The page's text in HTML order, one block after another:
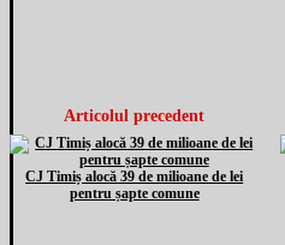
Articolul precedent
CJ Timiș alocă 39 de milioane de lei
pentru șapte comune